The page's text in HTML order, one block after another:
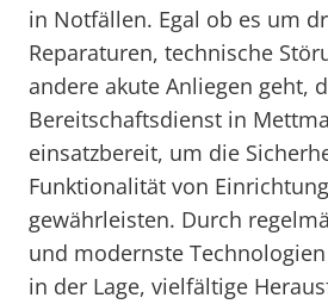
in Notfällen. Egal ob es um
Reparaturen, technische
andere akute Anliegen geht,
Bereitschaftsdienst in
einsatzbereit, um die
Funktionalität von
gewährleisten. Durch
und modernste
in der Lage, vielfältige